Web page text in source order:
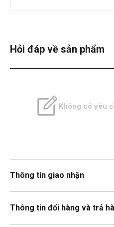
Hỏi đáp về sản phẩm
Không có yêu
Thông tin giao nhận
Thông tin đổi hàng và trả